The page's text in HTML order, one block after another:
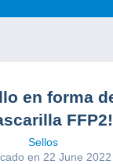
en forma
FFP2!
Sellos
en 22 June 2022